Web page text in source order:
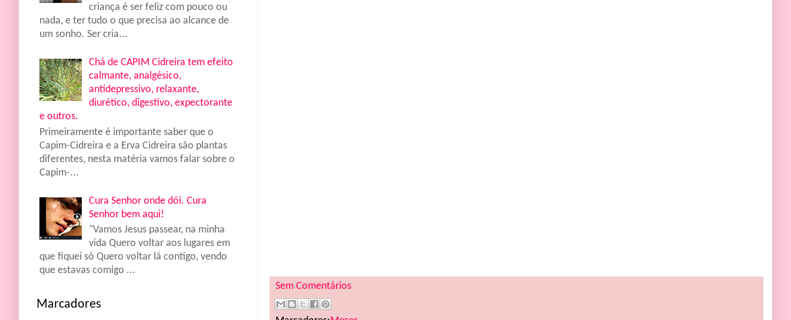
criança é ser feliz com pouco ou
nada, e ter tudo o que precisa ao alcance de
um sonho. Ser cria...
Chá de CAPIM Cidreira tem efeito
calmante, analgésico,
antidepressivo, relaxante,
diurético, digestivo, expectorante
e outros.
Primeiramente é importante saber que o
Capim-Cidreira e a Erva Cidreira são plantas
diferentes, nesta matéria vamos falar sobre o
Capim-...
Cura Senhor onde dói. Cura
Senhor bem aqui!
"Vamos Jesus passear, na minha
vida Quero voltar aos lugares em
que fiquei só Quero voltar lá contigo, vendo
que estavas comigo ...
Marcadores
Sem Comentários